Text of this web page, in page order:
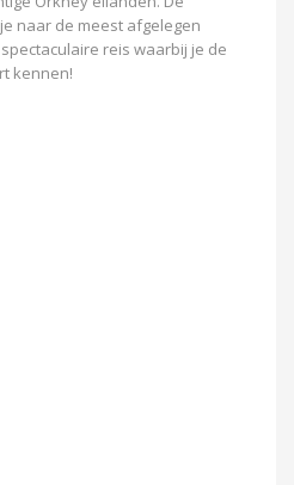
naar de meest afgelegen
reis waarbij je de
kennen!